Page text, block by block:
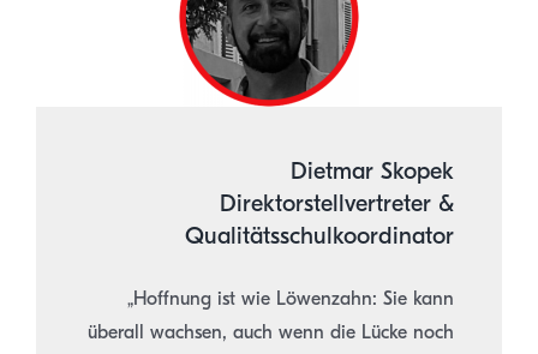
Dietmar Skopek
Direktorstellvertreter &
Qualitätsschulkoordinator
„Hoffnung ist wie Löwenzahn: Sie kann
überall wachsen, auch wenn die Lücke noch